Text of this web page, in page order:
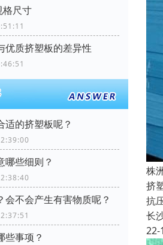
格尺寸
优质挤塑板的差异性
适的挤塑板呢？
哪些细则？
不会产生有害物质呢？
些事项？
株
挤
抗
长
22-